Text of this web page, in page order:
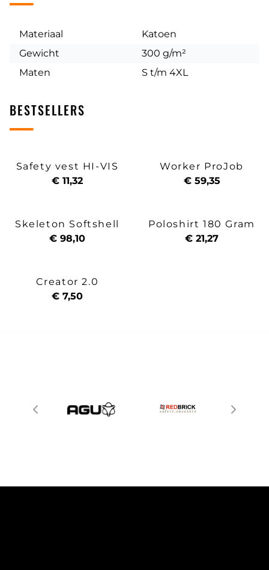
Materiaal
Katoen
Gewicht
300 g/m²
Maten
S t/m 4XL
BESTSELLERS
Safety vest HI-VIS
€ 11,32
Worker ProJob
€ 59,35
Skeleton Softshell
€ 98,10
Poloshirt 180 Gram
€ 21,27
Creator 2.0
€ 7,50